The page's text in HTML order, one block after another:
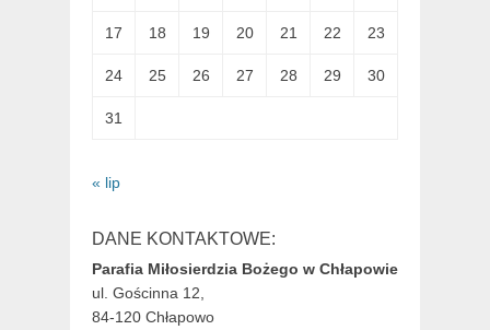
17 18 19 20 21 22 23
24 25 26 27 28 29 30
31
« lip
DANE KONTAKTOWE:
Parafia Miłosierdzia Bożego w Chłapowie
ul. Gościnna 12,
84-120 Chłapowo